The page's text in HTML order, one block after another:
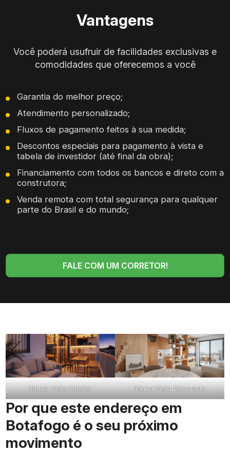
Vantagens
Você poderá usufruir de facilidades exclusivas e
comodidades que oferecemos a você
Garantia do melhor preço;
Atendimento personalizado;
Fluxos de pagamento feitos à sua medida;
Descontos especiais para pagamento à vista e
tabela de investidor (até final da obra);
Financiamento com todos os bancos e direto com a
construtora;
Venda remota com total segurança para qualquer
parte do Brasil e do mundo;
FALE COM UM CORRETOR!
Ibiuna Vista Interior Ibiuna Vista Decorado
Por que este endereço em
Botafogo é o seu próximo
movimento